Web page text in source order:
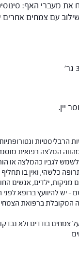
את מעברי האף:
עם צמחים אחרים
יין.
הרבליסטיות
המלצה רפואית
לגביו כהמלצה או
כלשהי, ואין בו תחליף
מניקות, ילדים, אנשים
– יש להיוועץ ברופא
המקובלת ברפואת
צמחים בודדים ולא נבדקו